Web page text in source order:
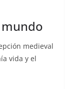
medieval
vida y el